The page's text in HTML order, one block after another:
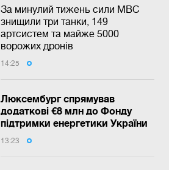
За минулий тижень сили МВС
знищили три танки, 149
артсистем та майже 5000
ворожих дронів
14:25
Люксембург спрямував
додаткові €8 млн до Фонду
підтримки енергетики України
13:23